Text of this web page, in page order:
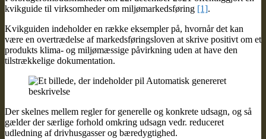
kvikguide til virksomheder om miljømarkedsføring [1].
Kvikguiden indeholder en række eksempler på, hvornår det kan
være en overtrædelse af markedsføringsloven at skrive positivt om et
produkts klima- og miljømæssige påvirkning uden at have den
tilstrækkelige dokumentation.
Der skelnes mellem regler for generelle og konkrete udsagn, og så
gælder der særlige forhold omkring udsagn vedr. reduceret
udledning af drivhusgasser og bæredygtighed.